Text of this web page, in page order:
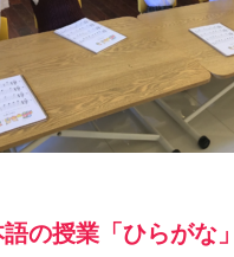
語の授業「ひらがな」